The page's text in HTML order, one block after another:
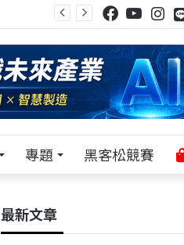
專題 黑客松競賽
最新文章